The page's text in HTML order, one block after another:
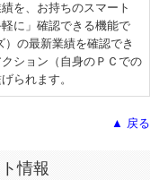
を、お持ちのスマート
に」確認できる機能で
の最新業績を確認でき
ション（自身のＰＣでの
られます。
▲ 戻る
情報